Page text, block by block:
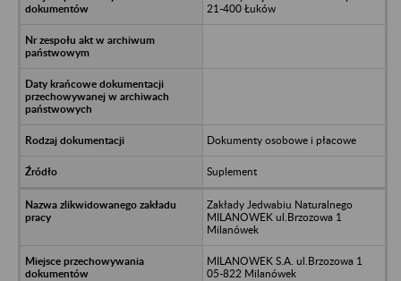
21-400 Łuków
Dokumenty osobowe i płacowe
Suplement
Zakłady Jedwabiu Naturalnego
MILANOWEK ul.Brzozowa 1
Milanówek
MILANOWEK S.A. ul.Brzozowa 1
05-822 Milanówek